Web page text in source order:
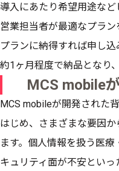
導入にあたり希望用途な
営業担当者が最適なプラ
プランに納得すれば申し
約1ヶ月程度で納品となり
MCS mobile
MCS mobileが開発された
はじめ、さまざまな要因
ます。個人情報を扱う医
キュリティ面が不安とい